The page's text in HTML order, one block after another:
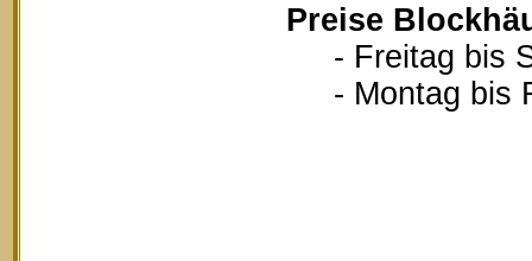
Preise
- Freitag bis
- Montag bis